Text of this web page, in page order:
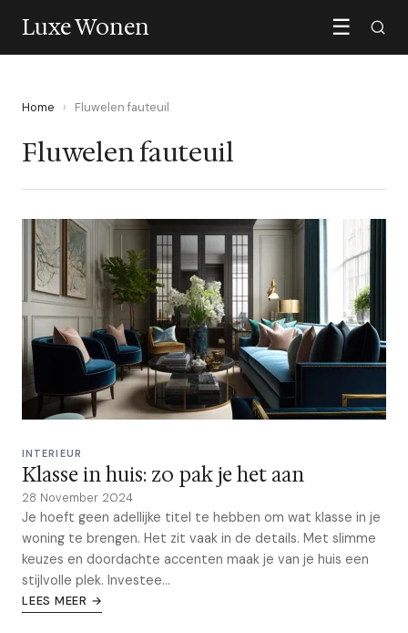
Luxe Wonen ☰
Home › Fluwelen fauteuil
Fluwelen fauteuil
INTERIEUR
Klasse in huis: zo pak je het aan
28 November 2024
Je hoeft geen adellijke titel te hebben om wat klasse in je
woning te brengen. Het zit vaak in de details. Met slimme
keuzes en doordachte accenten maak je van je huis een
stijlvolle plek. Investee...
LEES MEER →